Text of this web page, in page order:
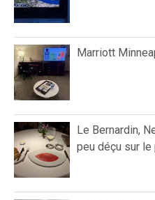
Marriott
Le Bernardin,
peu déçu sur le